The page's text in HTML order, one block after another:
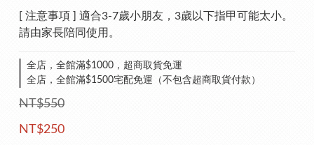
[ 注意事項 ] 適合3-7歲小朋友，3歲以下指甲可能太小。
請由家長陪同使用。
全店，全館滿$1000，超商取貨免運
全店，全館滿$1500宅配免運（不包含超商取貨付款）
NT$550
NT$250